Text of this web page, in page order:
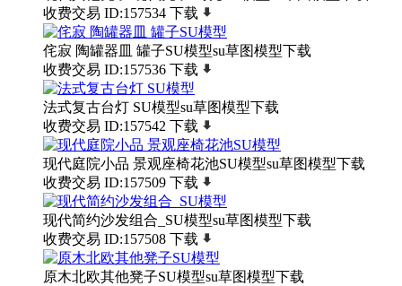
收费交易 ID:157534 下载
侘寂 陶罐器皿 罐子SU模型su草图模型下载
收费交易 ID:157536 下载
法式复古台灯 SU模型su草图模型下载
收费交易 ID:157542 下载
现代庭院小品 景观座椅花池SU模型su草图模型下载
收费交易 ID:157509 下载
现代简约沙发组合_SU模型su草图模型下载
收费交易 ID:157508 下载
原木北欧其他凳子SU模型su草图模型下载